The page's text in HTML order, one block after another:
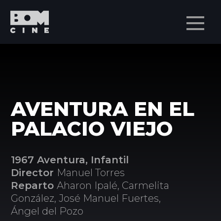
AVENTURA EN EL
PALACIO VIEJO
1967 Aventura, Infantil
Director Manuel Torres
RepartoAharon Ipalé, Carmelita
González, José Manuel Fuertes,
Ángel del Pozo